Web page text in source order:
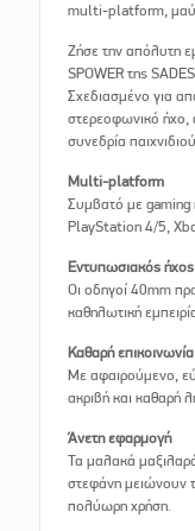
multi-platform,
Ζήσε την απόλυτη
SPOWER της
Σχεδιασμένο για
στερεοφωνικό ήχο,
συνεδρία
Multi-platform
Συμβατό με
PlayStation 4/5,
Εντυπωσιακός ήχος
Οι οδηγοί 40mm
καθηλωτική
Καθαρή επικοινωνία
Με αφαιρούμενο,
ακριβή και καθαρή
Άνετη εφαρμογή
Τα μαλακά
στεφάνη μειώνουν
πολύωρη χρήση.